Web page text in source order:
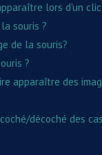
lors d'un
souris ?
de la souris?
?
apparaître des
décoché des